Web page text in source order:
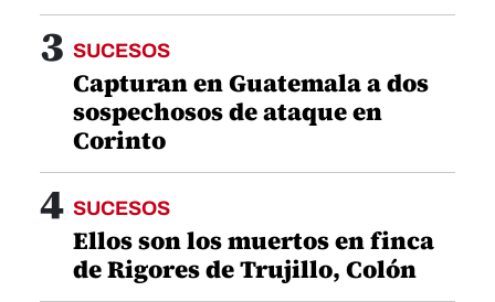
3 SUCESOS
Capturan en Guatemala a dos
sospechosos de ataque en
Corinto
4 SUCESOS
Ellos son los muertos en finca
de Rigores de Trujillo, Colón